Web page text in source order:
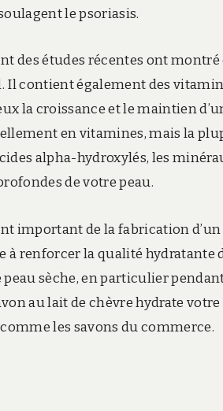
le psoriasis.
des études récentes ont montré
Il contient également des
la croissance et le maintien
en vitamines, mais la
alpha-hydroxylés, les
de votre peau.
important de la fabrication
renforcer la qualité hydratante
sèche, en particulier pendant
au lait de chèvre hydrate
les savons du commerce.